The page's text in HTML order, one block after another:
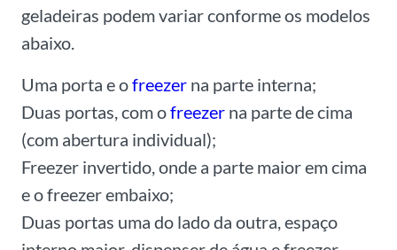
geladeiras podem variar conforme os modelos
abaixo.
Uma porta e ofreezer na parte interna;
Duas portas, com ofreezer na parte de cima
(com abertura individual);
Freezer invertido, onde a parte maior em cima
e o freezer embaixo;
Duas portas uma do lado da outra, espaço